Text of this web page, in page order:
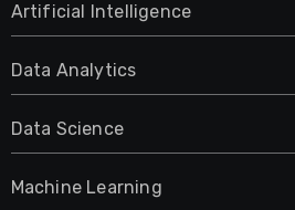
Artificial Intelligence
Data Analytics
Data Science
Machine Learning